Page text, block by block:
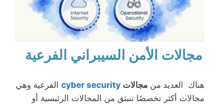
مجالات الأمن السيبراني الفرعية
هناك العديد من مجالات cyber security الفرعية وهي
مجالات أكثر تخصصًا تنبثق من المجالات الرئيسية أو